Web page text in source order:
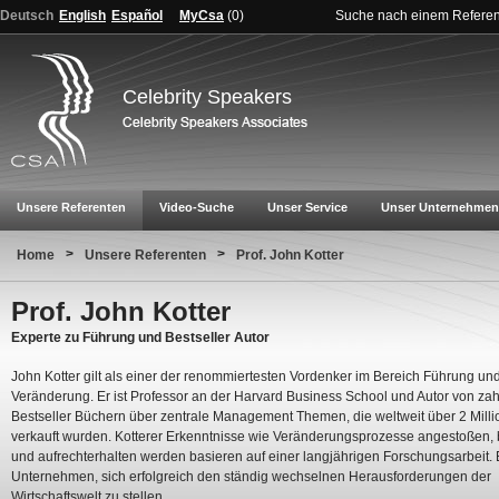
Deutsch English Español MyCsa (0) Suche nach einem
Celebrity Speakers
Unsere Referenten Video-Suche Unser Service Unser Unternehmen
Home > Unsere Referenten > Prof. John Kotter
Prof. John Kotter
Experte zu Führung und Bestseller Autor
John Kotter gilt als einer der renommiertesten Vordenker im Bereich Führung
Veränderung. Er ist Professor an der Harvard Business School und Autor von
Bestseller Büchern über zentrale Management Themen, die weltweit über 2
verkauft wurden. Kotterer Erkenntnisse wie Veränderungsprozesse angestoßen,
und aufrechterhalten werden basieren auf einer langjährigen Forschungsarbeit.
Unternehmen, sich erfolgreich den ständig wechselnen Herausforderungen der